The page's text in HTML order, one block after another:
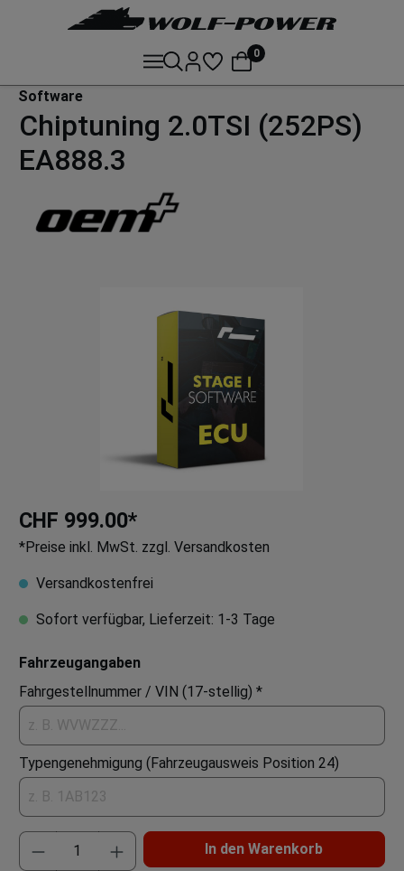
0
Software
Chiptuning 2.0TSI (252PS)
EA888.3
CHF 999.00*
*Preise inkl. MwSt. zzgl. Versandkosten
Versandkostenfrei
Sofort verfügbar, Lieferzeit: 1-3 Tage
Fahrzeugangaben
Fahrgestellnummer / VIN (17-stellig) *
Typengenehmigung (Fahrzeugausweis Position 24)
In den Warenkorb